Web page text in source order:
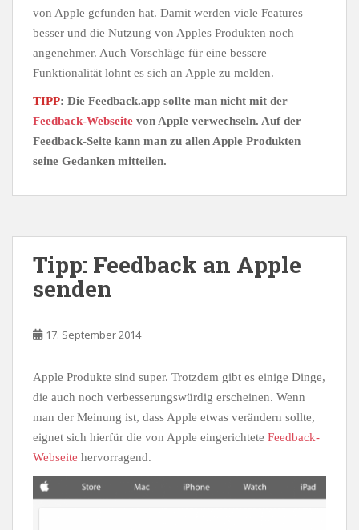
von Apple gefunden hat. Damit werden viele Features
besser und die Nutzung von Apples Produkten noch
angenehmer. Auch Vorschläge für eine bessere
Funktionalität lohnt es sich an Apple zu melden.
TIPP: Die Feedback.app sollte man nicht mit der
Feedback-Webseite von Apple verwechseln. Auf der
Feedback-Seite kann man zu allen Apple Produkten
seine Gedanken mitteilen.
Tipp: Feedback an Apple
senden
17. September 2014
Apple Produkte sind super. Trotzdem gibt es einige Dinge,
die auch noch verbesserungswürdig erscheinen. Wenn
man der Meinung ist, dass Apple etwas verändern sollte,
eignet sich hierfür die von Apple eingerichtete Feedback-
Webseite hervorragend.